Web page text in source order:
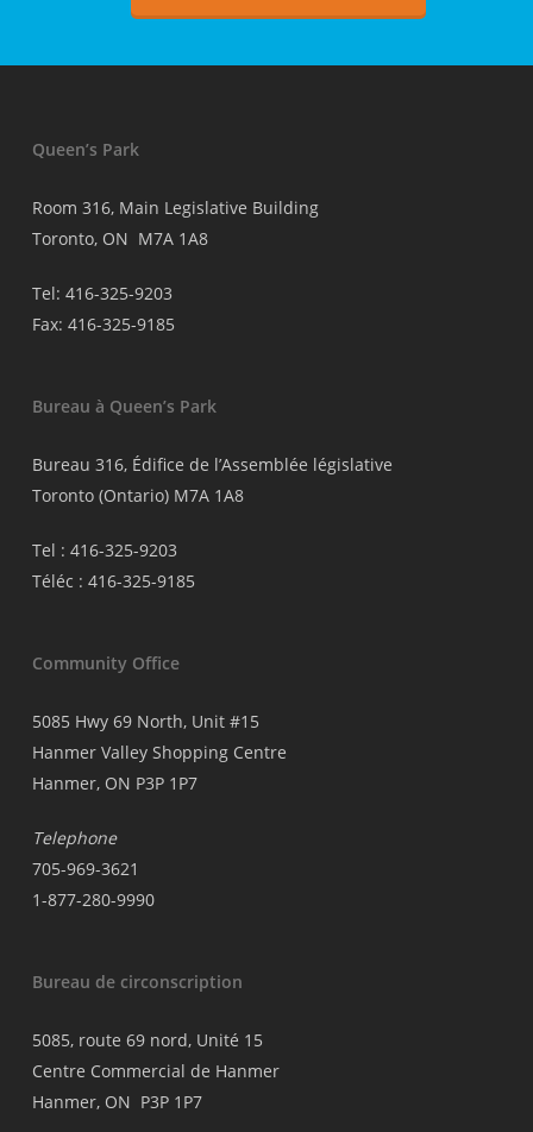
Queen’s Park
Room 316, Main Legislative Building
Toronto, ON M7A 1A8
Tel: 416-325-9203
Fax: 416-325-9185
Bureau à Queen’s Park
Bureau 316, Édifice de l’Assemblée législative
Toronto (Ontario) M7A 1A8
Tel : 416-325-9203
Téléc : 416-325-9185
Community Office
5085 Hwy 69 North, Unit #15
Hanmer Valley Shopping Centre
Hanmer, ON P3P 1P7
Telephone
705-969-3621
1-877-280-9990
Bureau de circonscription
5085, route 69 nord, Unité 15
Centre Commercial de Hanmer
Hanmer, ON P3P 1P7